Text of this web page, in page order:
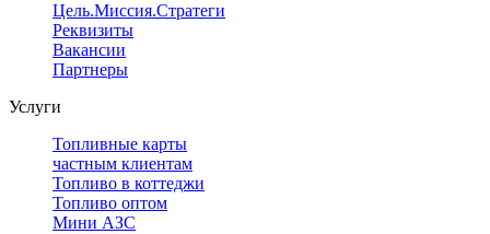
Цель.Миссия.Стратегия.
Реквизиты
Вакансии
Партнеры
Услуги
Топливные карты
частным клиентам
Топливо в коттеджи
Топливо оптом
Мини АЗС